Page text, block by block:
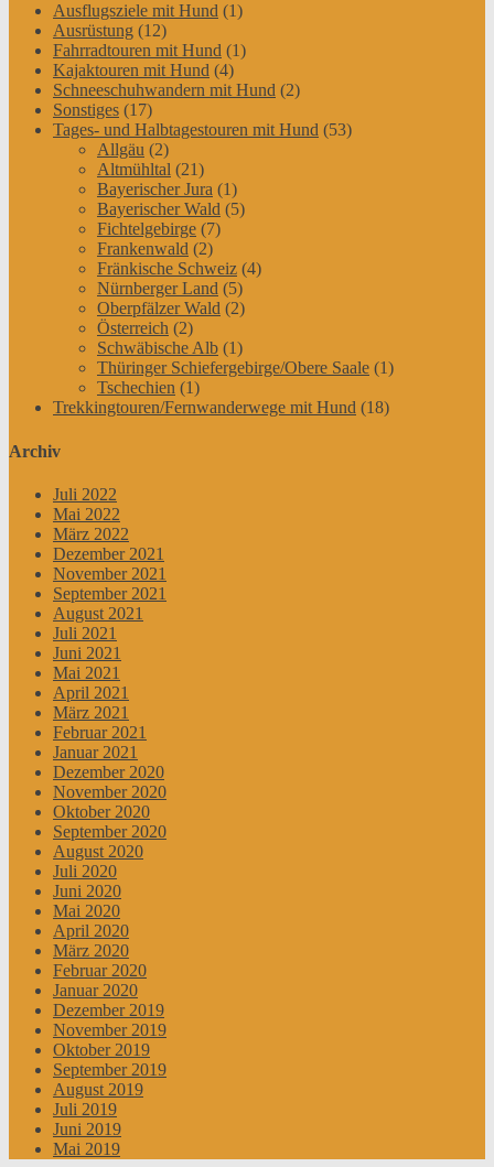
Ausflugsziele mit Hund (1)
Ausrüstung (12)
Fahrradtouren mit Hund (1)
Kajaktouren mit Hund (4)
Schneeschuhwandern mit Hund (2)
Sonstiges (17)
Tages- und Halbtagestouren mit Hund (53)
Allgäu (2)
Altmühltal (21)
Bayerischer Jura (1)
Bayerischer Wald (5)
Fichtelgebirge (7)
Frankenwald (2)
Fränkische Schweiz (4)
Nürnberger Land (5)
Oberpfälzer Wald (2)
Österreich (2)
Schwäbische Alb (1)
Thüringer Schiefergebirge/Obere Saale (1)
Tschechien (1)
Trekkingtouren/Fernwanderwege mit Hund (18)
Archiv
Juli 2022
Mai 2022
März 2022
Dezember 2021
November 2021
September 2021
August 2021
Juli 2021
Juni 2021
Mai 2021
April 2021
März 2021
Februar 2021
Januar 2021
Dezember 2020
November 2020
Oktober 2020
September 2020
August 2020
Juli 2020
Juni 2020
Mai 2020
April 2020
März 2020
Februar 2020
Januar 2020
Dezember 2019
November 2019
Oktober 2019
September 2019
August 2019
Juli 2019
Juni 2019
Mai 2019